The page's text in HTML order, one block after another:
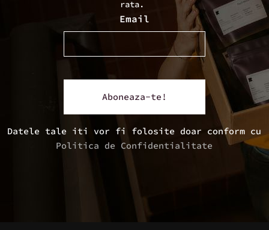
rata.
Email
Datele tale iti vor fi folosite doar conform cu
Politica de Confidentialitate